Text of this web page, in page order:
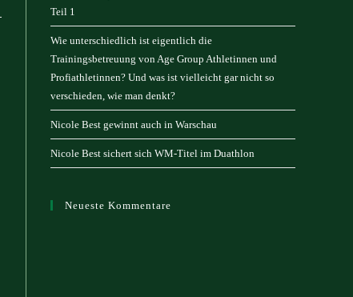
Teil 1
Wie unterschiedlich ist eigentlich die
Trainingsbetreuung von Age Group Athletinnen und
Profiathletinnen? Und was ist vielleicht gar nicht so
verschieden, wie man denkt?
Nicole Best gewinnt auch in Warschau
Nicole Best sichert sich WM-Titel im Duathlon
Neueste Kommentare